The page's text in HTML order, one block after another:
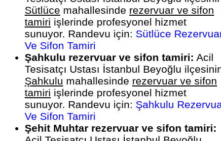
Sütlüce mahallesinde rezervuar ve sifon
tamiri işlerinde profesyonel hizmet
sunuyor. Randevu için: Sütlüce
Ve Sifon Tamiri
Şahkulu rezervuar ve sifon tamiri: Acil
Tesisatçı Ustası İstanbul Beyoğlu
Şahkulu mahallesinde rezervuar ve sifon
tamiri işlerinde profesyonel hizmet
sunuyor. Randevu için: Şahkulu
Ve Sifon Tamiri
Şehit Muhtar rezervuar ve sifon tamiri: